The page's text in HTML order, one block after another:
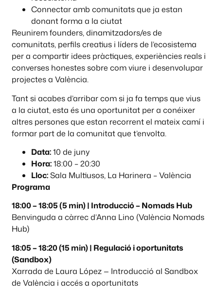
Connectar amb comunitats que ja estan
donant forma a la ciutat
Reunirem founders, dinamitzadors/es de
comunitats, perfils creatius i líders de l’ecosistema
per a compartir idees pràctiques, experiències reals i
converses honestes sobre com viure i desenvolupar
projectes a València.
Tant si acabes d’arribar com si ja fa temps que vius
a la ciutat, esta és una oportunitat per a conéixer
altres persones que estan recorrent el mateix camí i
formar part de la comunitat que t’envolta.
Data:10 de juny
Hora:18:00 – 20:30
Lloc:Sala Multiusos, La Harinera – València
Programa
18:00 – 18:05 (5 min) | Introducció – Nomads Hub
Benvinguda a càrrec d’Anna Lino (València Nomads
Hub)
18:05 – 18:20 (15 min) | Regulació i oportunitats
(Sandbox)
Xarrada de Laura López — Introducció al Sandbox
de València i accés a oportunitats